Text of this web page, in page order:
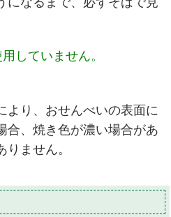
していません。
り、おせんべいの表面に
合、焼き色が濃い場合があ
りません。